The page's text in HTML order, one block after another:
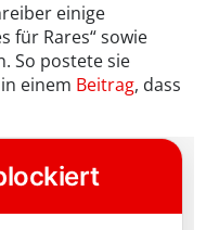
einige
für Rares“ sowie
So postete sie
einem Beitrag, dass